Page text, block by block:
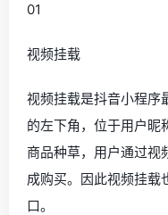
01
视频挂载
视频挂载是抖音小程序
的左下角，位于用户昵
商品种草，用户通过视
成购买。因此视频挂载
口。